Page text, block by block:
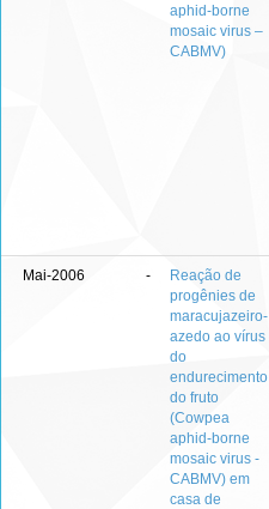
aphid-borne
mosaic virus –
CABMV)
Mai-2006 -
Reação de
progênies de
maracujazeiro-
azedo ao vírus
do
endurecimento
do fruto
(Cowpea
aphid-borne
mosaic virus -
CABMV) em
casa de